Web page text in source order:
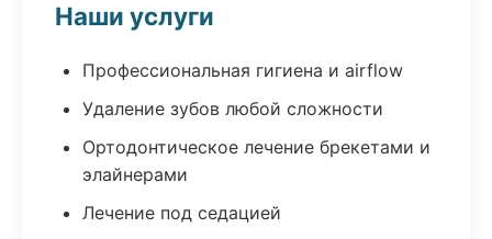
Наши услуги
Профессиональная гигиена и airflow
Удаление зубов любой сложности
Ортодонтическое лечение брекетами и
элайнерами
Лечение под седацией